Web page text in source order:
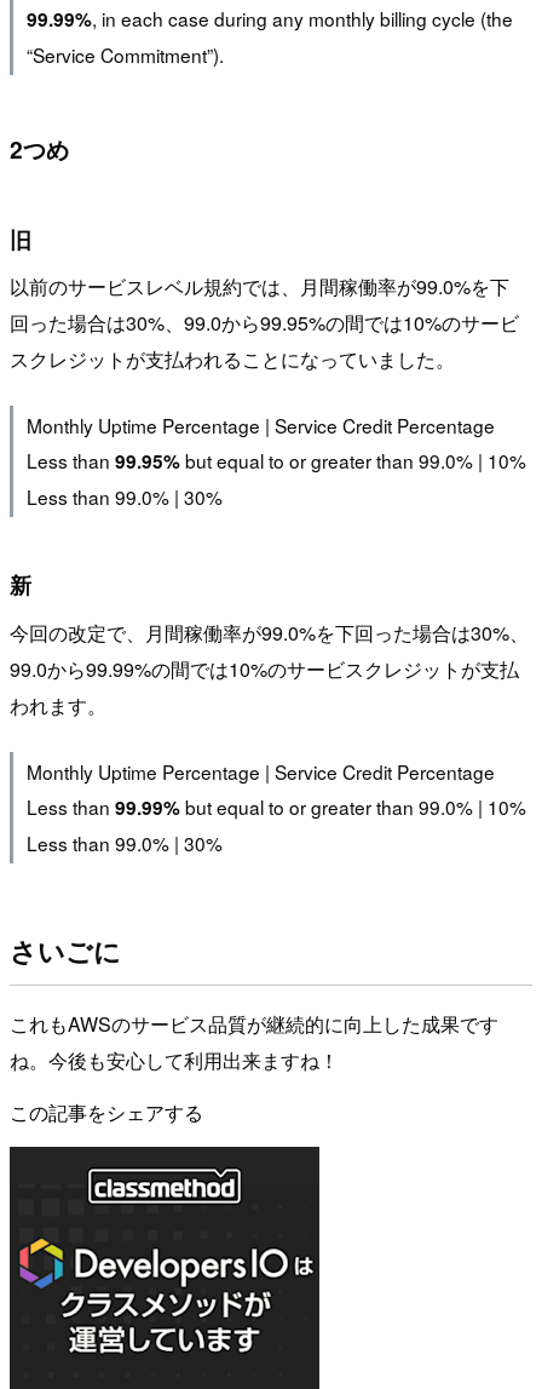
99.99%, in each case during any monthly billing cycle (the
“Service Commitment”).
2つめ
旧
以前のサービスレベル規約では、月間稼働率が99.0%を下
回った場合は30%、99.0から99.95%の間では10%のサービ
スクレジットが支払われることになっていました。
Monthly Uptime Percentage | Service Credit Percentage
Less than 99.95%but equal to or greater than 99.0% | 10%
Less than 99.0% | 30%
新
今回の改定で、月間稼働率が99.0%を下回った場合は30%、
99.0から99.99%の間では10%のサービスクレジットが支払
われます。
Monthly Uptime Percentage | Service Credit Percentage
Less than 99.99%but equal to or greater than 99.0% | 10%
Less than 99.0% | 30%
さいごに
これもAWSのサービス品質が継続的に向上した成果です
ね。今後も安心して利用出来ますね！
この記事をシェアする